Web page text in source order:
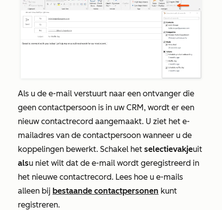
Als u de e-mail verstuurt naar een ontvanger die
geen contactpersoon is in uw CRM, wordt er een
nieuw contactrecord aangemaakt. U ziet het e-
mailadres van de contactpersoon wanneer u de
koppelingen bewerkt. Schakel het selectievakjeuit
alsu niet wilt dat de e-mail wordt geregistreerd in
het nieuwe contactrecord. Lees hoe u e-mails
alleen bij bestaande contactpersonen kunt
registreren.